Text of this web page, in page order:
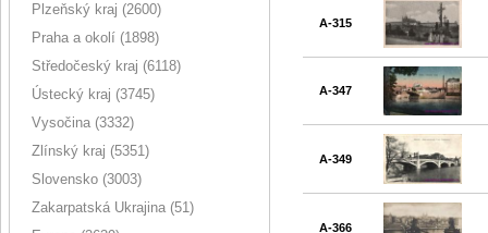
Plzeňský kraj (2600)
Praha a okolí (1898)
Středočeský kraj (6118)
Ústecký kraj (3745)
Vysočina (3332)
Zlínský kraj (5351)
Slovensko (3003)
Zakarpatská Ukrajina (51)
A-315
A-347
A-349
A-366